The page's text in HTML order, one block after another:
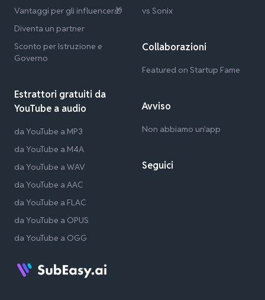
Vantaggi per gli influencer🎁
Diventa un partner
Sconto per Istruzione e
Governo
Estrattori gratuiti da
YouTube a audio
da YouTube a MP3
da YouTube a M4A
da YouTube a WAV
da YouTube a AAC
da YouTube a FLAC
da YouTube a OPUS
da YouTube a OGG
vs Sonix
Collaborazioni
Featured on Startup Fame
Avviso
Non abbiamo un'app
Seguici